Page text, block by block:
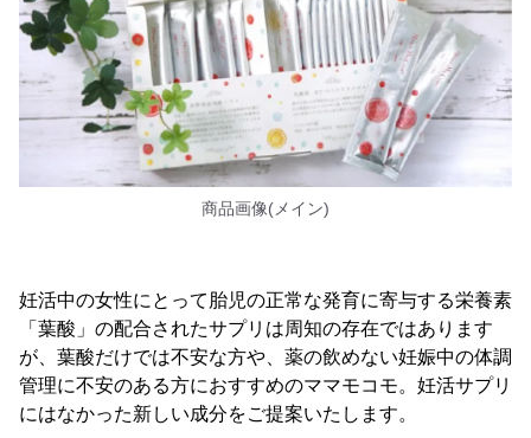
商品画像(メイン)
妊活中の女性にとって胎児の正常な発育に寄与する栄養素
「葉酸」の配合されたサプリは周知の存在ではあります
が、葉酸だけでは不安な方や、薬の飲めない妊娠中の体調
管理に不安のある方におすすめのママモコモ。妊活サプリ
にはなかった新しい成分をご提案いたします。